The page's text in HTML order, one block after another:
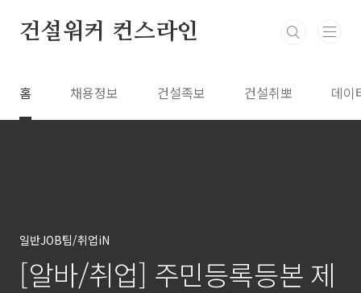
건설워커 컨스라인
홈 채용정보 건설족보 건설취뽀 데이
일반JOB팁/취업iN
[알바/취업] 주민등록등본 제